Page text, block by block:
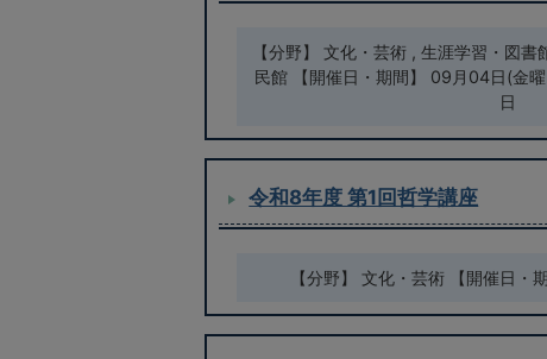
【分野】 文化・芸術 , 生涯学習・図
民館 【開催日・期間】 09月04日(金
日
令和8年度 第1回哲学講座
【分野】 文化・芸術 【開催日